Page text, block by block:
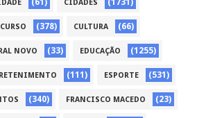
(61) CIDADES (1731)
(378) CULTURA (66)
NOVO (33) EDUCAÇÃO (1255)
(111) ESPORTE (531)
(340) FRANCISCO MACEDO (23)